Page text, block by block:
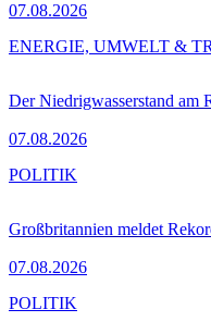
07.08.2026
Der Niedrigwasserstand am
07.08.2026
ENERGIE, UMWELT &
Großbritannien meldet
07.08.2026
POLITIK
POLITIK